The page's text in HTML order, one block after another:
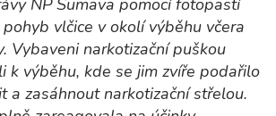
NP Šumava pomocí fotopastí
vlčice v okolí výběhu včera
Vybaveni narkotizační puškou
k výběhu, kde se jim zvíře podařilo
a zasáhnout narkotizační střelou.